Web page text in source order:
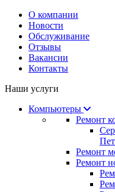
О компании
Новости
Обслуживание
Отзывы
Вакансии
Контакты
Наши услуги
Компьютеры
Ремонт
Ремонт
Ремонт